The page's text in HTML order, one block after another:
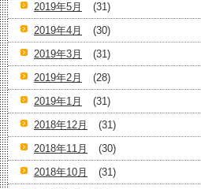
2019年5月
(31)
2019年4月
(30)
2019年3月
(31)
2019年2月
(28)
2019年1月
(31)
2018年12月
(31)
2018年11月
(30)
2018年10月
(31)